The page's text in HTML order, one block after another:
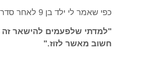
כפי שאמר לי ילד בן 9 לאחר סדרת מפגשי יוגה:
"למדתי שלפעמים להישאר
חשוב מאשר לזוז."